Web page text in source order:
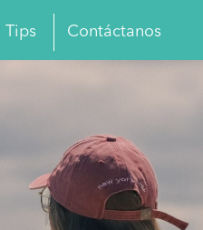
Tips Contáctanos